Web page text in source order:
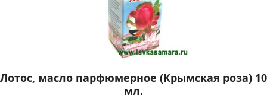
Лотос, масло парфюмерное (Крымская роза) 10
мл.